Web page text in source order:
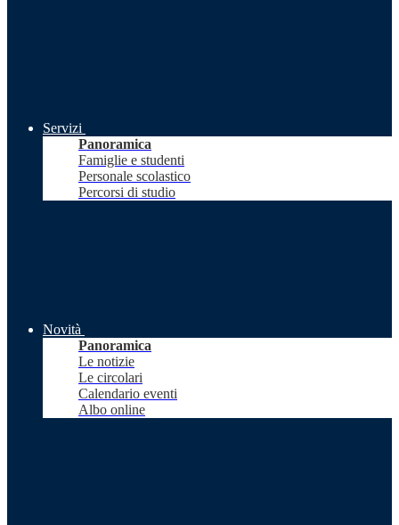
Servizi
Panoramica
Famiglie e studenti
Personale scolastico
Percorsi di studio
Novità
Panoramica
Le notizie
Le circolari
Calendario eventi
Albo online